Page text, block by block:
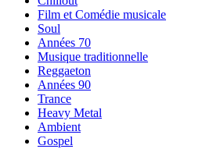
Film et Comédie musicale
Soul
Années 70
Musique traditionnelle
Reggaeton
Années 90
Trance
Heavy Metal
Ambient
Gospel